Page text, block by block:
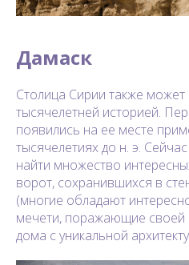
Дамаск
Столица Сирии также может
тысячелетней историей.
появились на ее месте
тысячелетиях до н. э.
найти множество
ворот, сохранившихся в
(многие обладают
мечети, поражающие своей
дома с уникальной